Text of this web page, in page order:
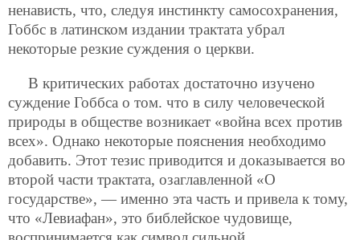
ненависть, что, следуя инстинкту самосохранения,
Гоббс в латинском издании трактата убрал
некоторые резкие суждения о церкви.
В критических работах достаточно изучено
суждение Гоббса о том. что в силу человеческой
природы в обществе возникает «война всех против
всех». Однако некоторые пояснения необходимо
добавить. Этот тезис приводится и доказывается во
второй части трактата, озаглавленной «О
государстве», — именно эта часть и привела к тому,
что «Левиафан», это библейское чудовище,